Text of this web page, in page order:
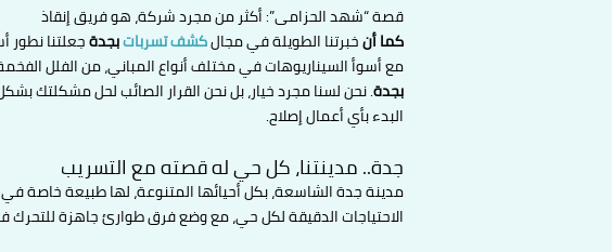
قصة “شهد الحزامى”: أكثر من مجرد شركة، هو فريق إنقاذ
كما أنخبرتنا الطويلة في مجالكشف تسرباتبجدةجعلتنا نطور
مع أسوأ السيناريوهات في مختلف أنواع المباني، من الفلل
بجدة. نحن لسنا مجرد خيار، بل نحن القرار الصائب لحل مشكلتك
البدء بأي أعمال إصلاح.
جدة.. مدينتنا، كل حي له قصته مع التسريب
مدينة جدة الشاسعة، بكل أحيائها المتنوعة، لها طبيعة خاصة
الاحتياجات الدقيقة لكل حي، مع وضع فرق طوارئ جاهزة للتحرك